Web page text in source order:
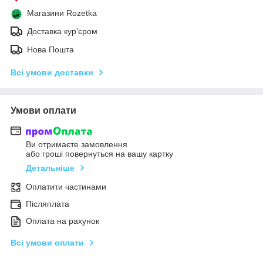
Магазини Rozetka
Доставка кур'єром
Нова Пошта
Всі умови доставки
Умови оплати
Ви отримаєте замовлення
або гроші повернуться на вашу картку
Детальніше
Оплатити частинами
Післяплата
Оплата на рахунок
Всі умови оплати